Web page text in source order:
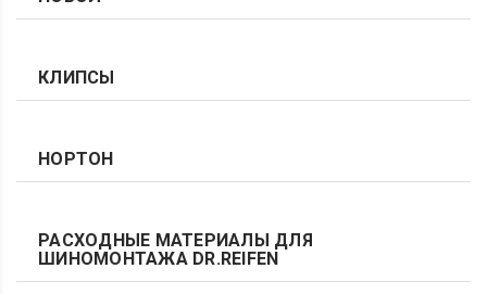
КЛИПСЫ
НОРТОН
РАСХОДНЫЕ МАТЕРИАЛЫ ДЛЯ
ШИНОМОНТАЖА DR.REIFEN